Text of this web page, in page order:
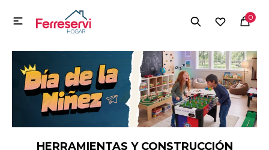
0

HERRAMIENTAS Y CONSTRUCCIÓN
MI CUENTA
Menú Herramientas y Construcción Electrodomésticos
Herramientas y Construcción
Electrodomésticos